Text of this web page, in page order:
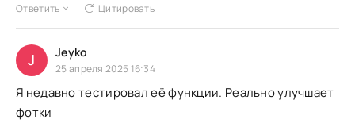
Ответить Цитировать
J Jeyko
25 апреля 2025 16:34
Я недавно тестировал её функции. Реально улучшает
фотки